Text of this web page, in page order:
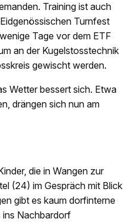
Training ist auch
Turnfest
Tage vor dem ETF
an der Kugelstosstechnik
gewischt werden.
Wetter bessert sich. Etwa
drängen sich nun am
die in Wangen zur
(24) im Gespräch mit Blick
gibt es kaum dorfinterne
ins Nachbardorf